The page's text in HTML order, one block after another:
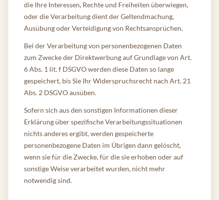
die Ihre Interessen, Rechte und Freiheiten überwiegen,
oder die Verarbeitung dient der Geltendmachung,
Ausübung oder Verteidigung von Rechtsansprüchen.
Bei der Verarbeitung von personenbezogenen Daten
zum Zwecke der Direktwerbung auf Grundlage von Art.
6 Abs. 1 lit. f DSGVO werden diese Daten so lange
gespeichert, bis Sie Ihr Widerspruchsrecht nach Art. 21
Abs. 2 DSGVO ausüben.
Sofern sich aus den sonstigen Informationen dieser
Erklärung über spezifische Verarbeitungssituationen
nichts anderes ergibt, werden gespeicherte
personenbezogene Daten im Übrigen dann gelöscht,
wenn sie für die Zwecke, für die sie erhoben oder auf
sonstige Weise verarbeitet wurden, nicht mehr
notwendig sind.